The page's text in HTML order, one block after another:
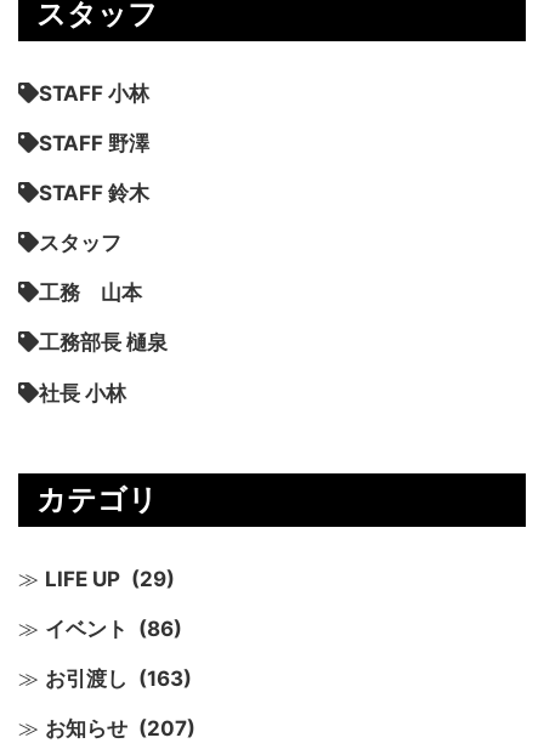
スタッフ
STAFF 小林
STAFF 野澤
STAFF 鈴木
スタッフ
工務 山本
工務部長 樋泉
社長 小林
カテゴリ
LIFE UP (29)
イベント (86)
お引渡し (163)
お知らせ (207)